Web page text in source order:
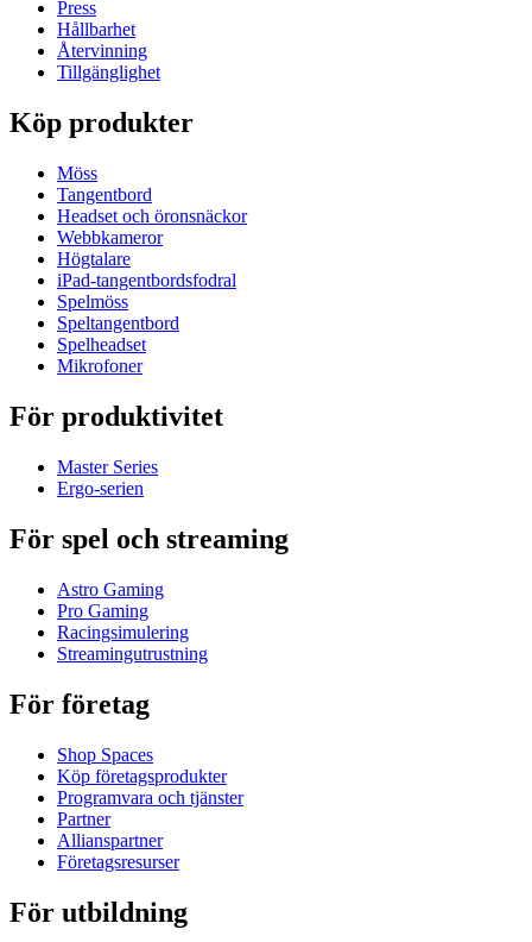
Press
Hållbarhet
Återvinning
Tillgänglighet
Köp produkter
Möss
Tangentbord
Headset och öronsnäckor
Webbkameror
Högtalare
iPad-tangentbordsfodral
Spelmöss
Speltangentbord
Spelheadset
Mikrofoner
För produktivitet
Master Series
Ergo-serien
För spel och streaming
Astro Gaming
Pro Gaming
Racingsimulering
Streamingutrustning
För företag
Shop Spaces
Köp företagsprodukter
Programvara och tjänster
Partner
Allianspartner
Företagsresurser
För utbildning